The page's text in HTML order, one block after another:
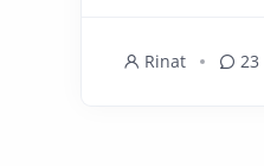
Rinat 23